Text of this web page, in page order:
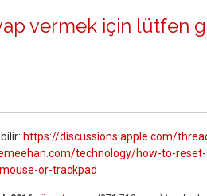
vermek için lütfen
https://discussions.apple.com/
technology/how-to-
or-trackpad